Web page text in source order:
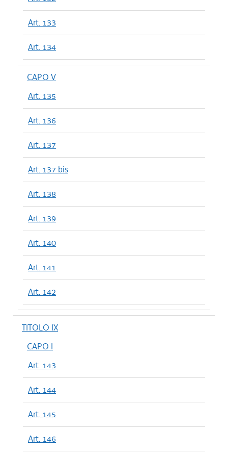
Art. 133
Art. 134
CAPO V
Art. 135
Art. 136
Art. 137
Art. 137 bis
Art. 138
Art. 139
Art. 140
Art. 141
Art. 142
TITOLO IX
CAPO I
Art. 143
Art. 144
Art. 145
Art. 146